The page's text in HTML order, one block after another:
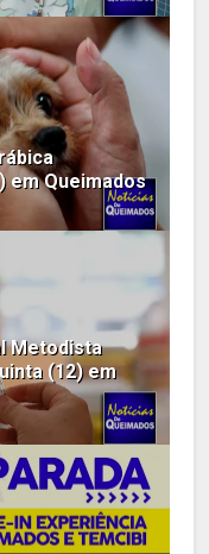
em Queimados
Metodista
(12) em